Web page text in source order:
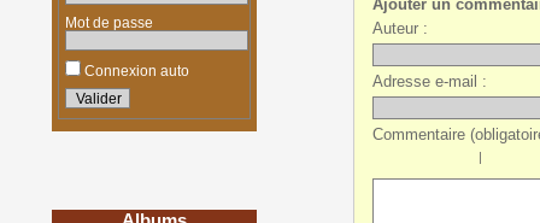
Mot de passe
Connexion auto
Ajouter un
Auteur :
Adresse e-mail :
Commentaire
|